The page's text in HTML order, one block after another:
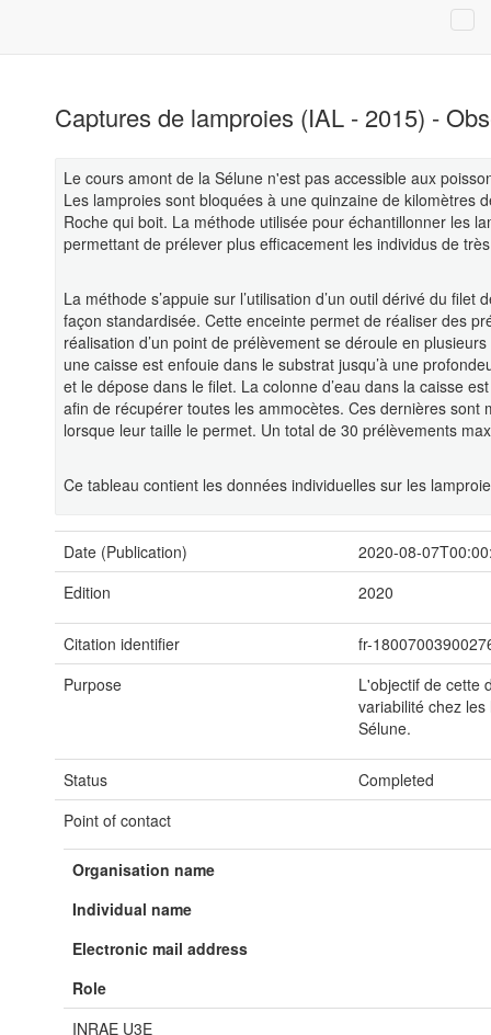
Captures de lamproies (IAL - 2015) -
Le cours amont de la Sélune n'est pas accessible aux
Les lamproies sont bloquées à une quinzaine de kilomètres
Roche qui boit. La méthode utilisée pour échantillonner les
permettant de prélever plus efficacement les individus de
La méthode s’appuie sur l’utilisation d’un outil dérivé du
façon standardisée. Cette enceinte permet de réaliser des
réalisation d’un point de prélèvement se déroule en
une caisse est enfouie dans le substrat jusqu’à une
et le dépose dans le filet. La colonne d’eau dans la caisse
afin de récupérer toutes les ammocètes. Ces dernières
lorsque leur taille le permet. Un total de 30 prélèvements
Ce tableau contient les données individuelles sur les
Date (Publication)
2020-08-
Edition
2020
Citation identifier
fr-
Purpose
L'objectif de cette
variabilité chez
Sélune.
Status
Completed
Point of contact
Organisation name
Individual name
Electronic mail address
Role
INRAE U3E